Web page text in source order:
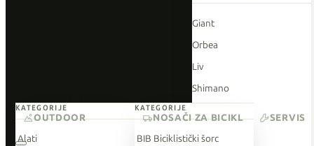
Giant
Orbea
Liv
Shimano
O'Neal
KATEGORIJE
Alati
KATEGORIJE
BIB Biciklistički šorc
OUTDOOR NOSAČI ZA BICIKL SERVIS